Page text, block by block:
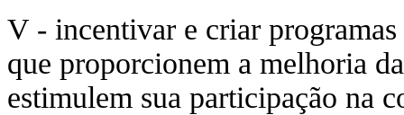
V - incentivar e criar
que proporcionem a melhoria
estimulem sua participação na